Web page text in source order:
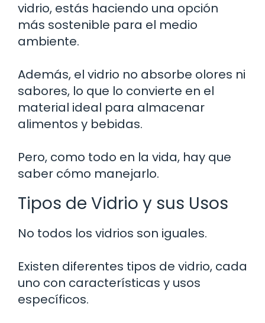
vidrio, estás haciendo una opción
más sostenible para el medio
ambiente.
Además, el vidrio no absorbe olores ni
sabores, lo que lo convierte en el
material ideal para almacenar
alimentos y bebidas.
Pero, como todo en la vida, hay que
saber cómo manejarlo.
Tipos de Vidrio y sus Usos
No todos los vidrios son iguales.
Existen diferentes tipos de vidrio, cada
uno con características y usos
específicos.